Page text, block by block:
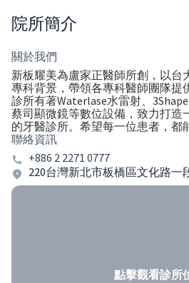
院所簡介
關於我們
新板耀美為盧家正醫師所創，以台
專科背景，帶領各專科醫師團隊提
診所有著Waterlase水雷射、
蔡司顯微鏡等數位設備，致力打造
的牙醫診所。希望每一位患者，都
聯絡資訊
+886 2 2271 0777
220台灣新北市板橋區文化路一
點擊觀看診所